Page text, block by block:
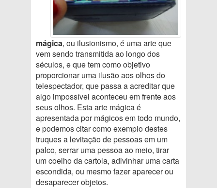
mágica, ou ilusionismo, é uma arte que
vem sendo transmitida ao longo dos
séculos, e que tem como objetivo
proporcionar uma ilusão aos olhos do
telespectador, que passa a acreditar que
algo impossível aconteceu em frente aos
seus olhos. Esta arte mágica é
apresentada por mágicos em todo mundo,
e podemos citar como exemplo destes
truques a levitação de pessoas em um
palco, serrar uma pessoa ao meio, tirar
um coelho da cartola, adivinhar uma carta
escondida, ou mesmo fazer aparecer ou
desaparecer objetos.